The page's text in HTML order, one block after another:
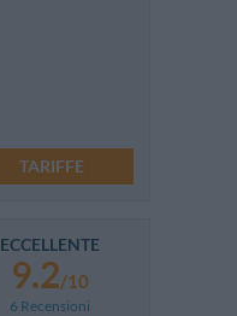
TARIFFE
ECCELLENTE
9.2/10
6 Recensioni